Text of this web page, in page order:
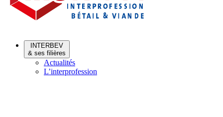
INTERBEV
& ses filières
Actualités
L’interprofession